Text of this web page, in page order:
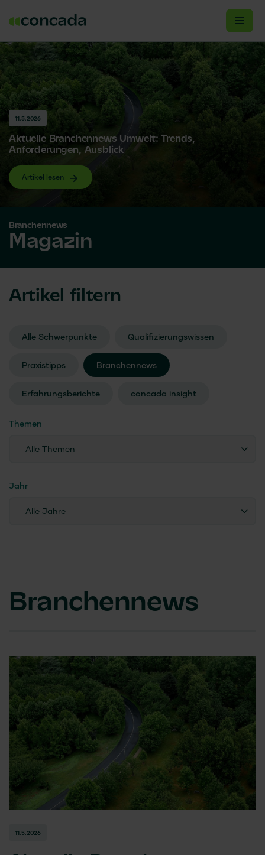
11.5.2026
Aktuelle Branchennews Umwelt: Trends,
Anforderungen, Ausblick
Artikel lesen
Branchennews
Magazin
Artikel filtern
Alle Schwerpunkte Qualifizierungswissen
Praxistipps Branchennews
Erfahrungsberichte concada insight
Themen
Alle Themen
Jahr
Alle Jahre
Branchennews
11.5.2026